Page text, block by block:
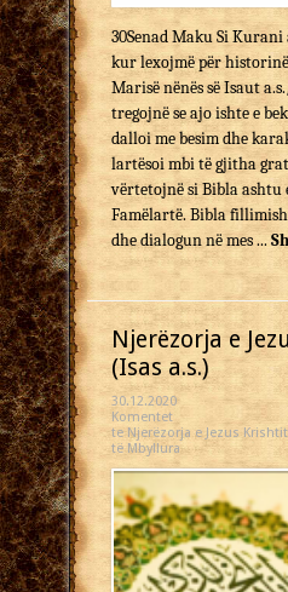
30Senad Maku Si
kur lexojmë për
Marisë nënës së Isaut
tregojnë se ajo ishte e
dalloi me besim dhe
lartësoi mbi të gjitha
vërtetojnë si Bibla ashtu
Famëlartë. Bibla
dhe dialogun në mes ...
Njerëzorja e
(Isas a.s.)
30.12.2020
Komentet
te Njerëzorja e Jezus
të Mbyllura